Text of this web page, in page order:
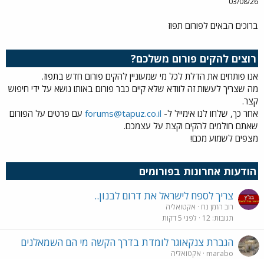
ברוכים הבאים לפורום תפוז
רוצים להקים פורום משלכם?
אנו פותחים את הדלת לכל מי שמעוניין להקים פורום חדש בתפוז.
מה שצריך לעשות זה לוודא שלא קיים כבר פורום באותו נושא על ידי חיפוש
קצר.
אחר כך, שלחו לנו אימייל ל- forums@tapuz.co.il עם פרטים על הפורום
שאתם חולמים להקים וקצת על עצמכם.
מצפים לשמוע מכם!
הודעות אחרונות בפורומים
צריך לספח לישראל את דרום לבנון..
רוב הזמן נח
אקטואליה
תגובות 12 לפני 5 דקות
הגברת צנקאוגר לומדת בדרך הקשה מי הם השמאלנים
marabo
אקטואליה